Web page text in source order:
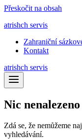
Přeskočit na obsah
atrishch servis
Zahraniční
Kontakt
atrishch servis
Nic nenalezeno
Zdá se, že nemůžeme
vyhledávání.